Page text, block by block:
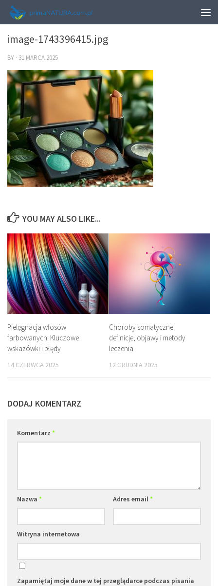
0
image-1743396415.jpg
BY · 31 MARCA 2025
YOU MAY ALSO LIKE...
Pielęgnacja włosów
farbowanych: Kluczowe
wskazówki i błędy
14 CZERWCA 2025
Choroby somatyczne:
definicje, objawy i metody
leczenia
12 GRUDNIA 2025
DODAJ KOMENTARZ
Komentarz *
Nazwa * Adres email*
Witryna internetowa
Zapamiętaj moje dane w tej przeglądarce podczas pisania